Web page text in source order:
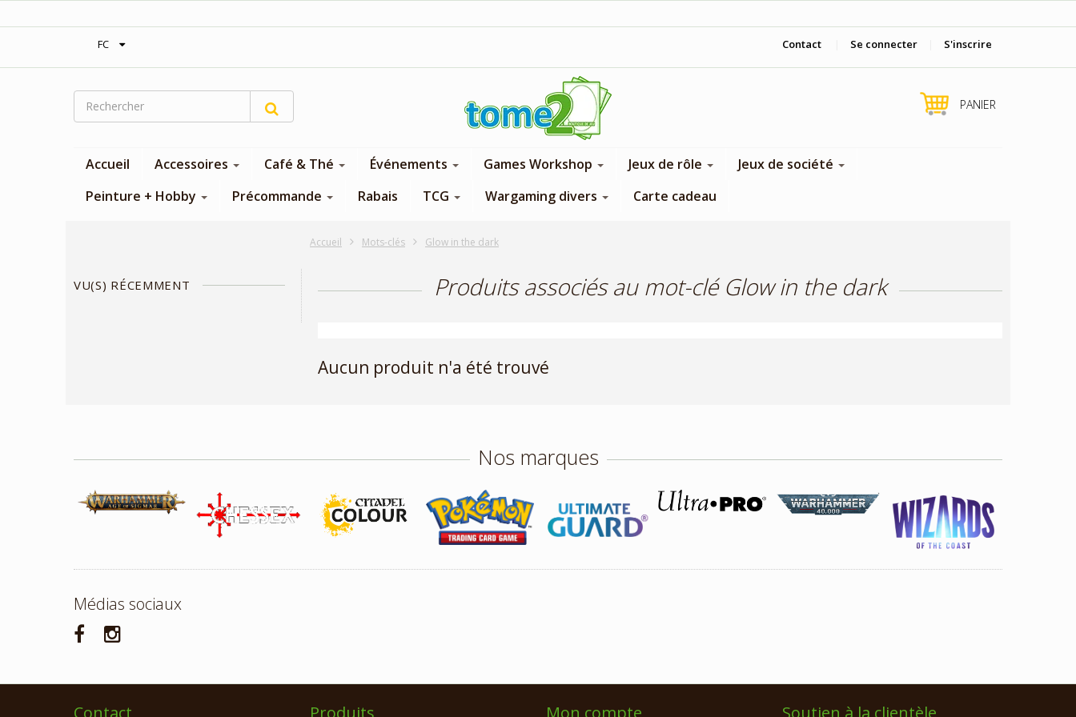
FC Contact Se connecter S'inscrire
PANIER
Accueil Accessoires Café & Thé Événements Games Workshop Jeux de rôle
Jeux de société
Peinture + Hobby
Précommande Rabais TCG Wargaming divers Carte cadeau
Accueil Mots-clés Glow in the dark
VU(S) RÉCEMMENT Produits associés au mot-clé Glow in the dark
Aucun produit n'a été trouvé
Nos marques
Médias sociaux